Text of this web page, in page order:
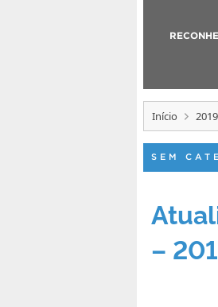
Início 2019
SEM
–